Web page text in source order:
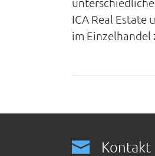
ICA Real
im Einzelhandel
Kontakt